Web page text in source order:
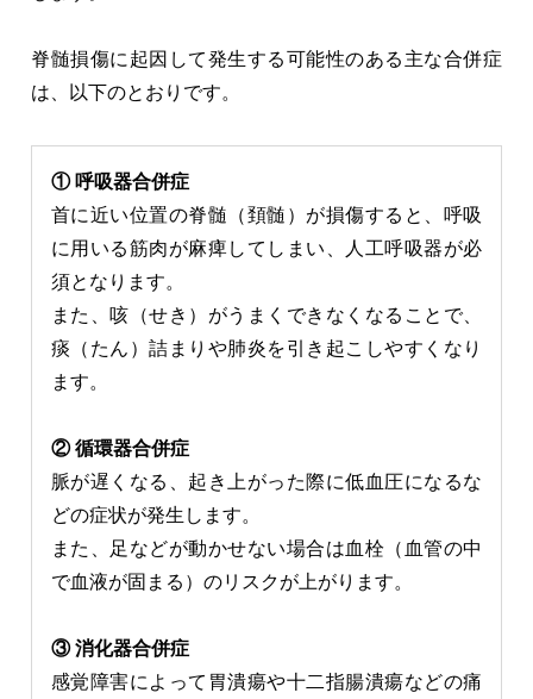
脊髄損傷に起因して発生する可能性のある主な合併症
は、以下のとおりです。
① 呼吸器合併症
首に近い位置の脊髄（頚髄）が損傷すると、呼吸
に用いる筋肉が麻痺してしまい、人工呼吸器が必
須となります。
また、咳（せき）がうまくできなくなることで、
痰（たん）詰まりや肺炎を引き起こしやすくなり
ます。
② 循環器合併症
脈が遅くなる、起き上がった際に低血圧になるな
どの症状が発生します。
また、足などが動かせない場合は血栓（血管の中
で血液が固まる）のリスクが上がります。
③ 消化器合併症
感覚障害によって胃潰瘍や十二指腸潰瘍などの痛